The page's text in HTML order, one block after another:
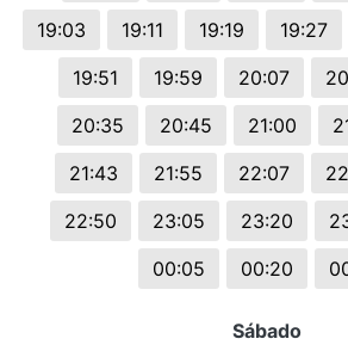
19:03
19:11 19:19 19:27
19:51
19:59 20:07
20:35
20:45 21:00
21:43
21:55 22:07
22:50
23:05 23:20
00:05
00:20
Sábado